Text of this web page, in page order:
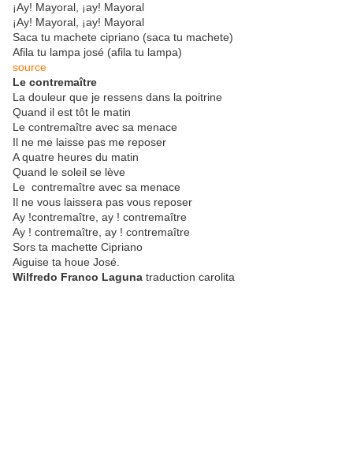
¡Ay! Mayoral, ¡ay! Mayoral
¡Ay! Mayoral, ¡ay! Mayoral
Saca tu machete cipriano (saca tu machete)
Afila tu lampa josé (afila tu lampa)
source
Le contremaître
La douleur que je ressens dans la poitrine
Quand il est tôt le matin
Le contremaître avec sa menace
Il ne me laisse pas me reposer
A quatre heures du matin
Quand le soleil se lève
Le contremaître avec sa menace
Il ne vous laissera pas vous reposer
Ay !contremaître, ay ! contremaître
Ay ! contremaître, ay ! contremaître
Sors ta machette Cipriano
Aiguise ta houe José.
Wilfredo Franco Laguna traduction carolita